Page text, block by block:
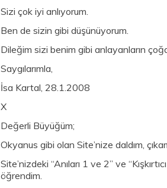
Sizi çok iyi anlıyorum.
Ben de sizin gibi düşünüyorum.
Dileğim sizi benim gibi anlayanların
Saygılarımla,
İsa Kartal, 28.1.2008
X
Değerli Büyüğüm;
Okyanus gibi olan Site’nize daldım,
Site’nizdeki “Anıları 1 ve 2” ve
öğrendim.